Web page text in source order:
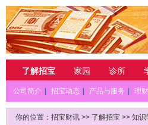
了解招宝 家园 诊所
公司简介 招宝动态 产品与服务 理
你的位置： 招宝财讯 >> 了解招宝 >> 知识